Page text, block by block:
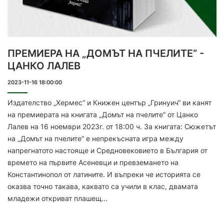
ПРЕМИЕРА НА „ДОМЪТ НА ПЧЕЛИТЕ“ -
ЦАНКО ЛАЛЕВ
2023-11-16 18:00:00
Издателство „Хермес“ и Книжен център „Гринуич“ ви канят
на премиерата на книгата „Домът на пчелите“ от Цанко
Лалев на 16 ноември 2023г. от 18:00 ч. За книгата: Сюжетът
на „Домът на пчелите“ е непрекъсната игра между
напрегнатото настояще и Средновековието в България от
времето на първите Асеневци и превземането на
Константинопол от латините. И въпреки че историята се
оказва точно такава, каквато са учили в клас, двамата
младежи откриват плашещ...